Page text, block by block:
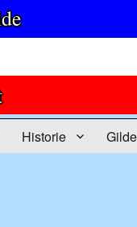
Historie